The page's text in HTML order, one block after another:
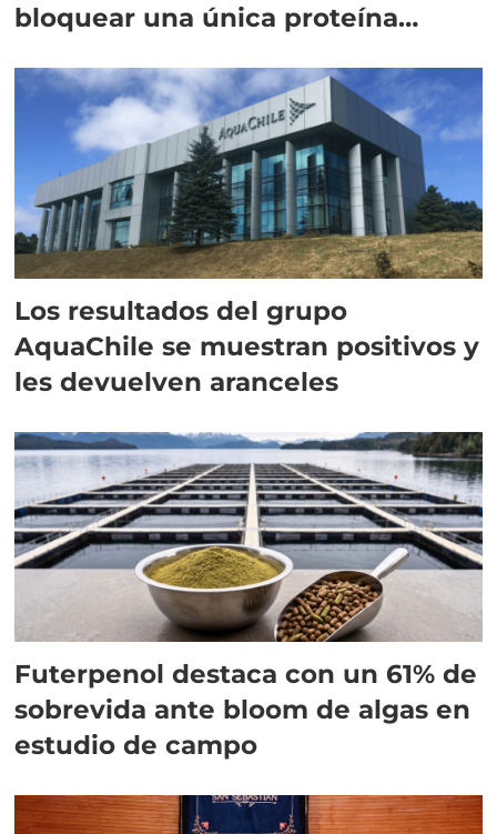
bloquear una única proteína
Los resultados del grupo
AquaChile se muestran positivos y
les devuelven aranceles
Futerpenol destaca con un 61% de
sobrevida ante bloom de algas en
estudio de campo